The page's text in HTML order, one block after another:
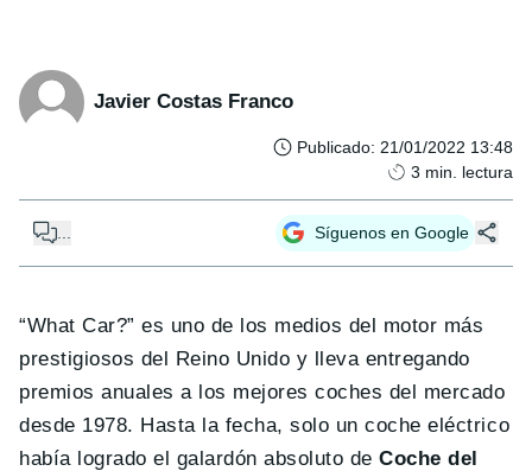
Javier Costas Franco
Publicado: 21/01/2022 13:48
3 min. lectura
Síguenos en Google
“What Car?” es uno de los medios del motor más
prestigiosos del Reino Unido y lleva entregando
premios anuales a los mejores coches del mercado
desde 1978. Hasta la fecha, solo un coche eléctrico
había logrado el galardón absoluto deCoche del